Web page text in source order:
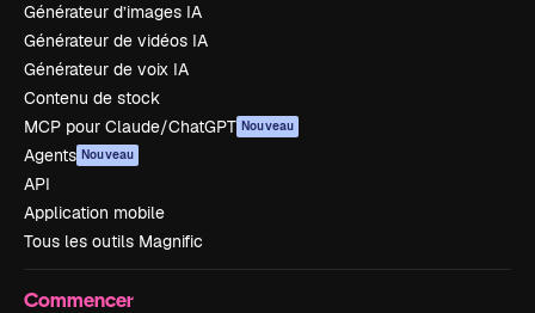
Générateur d’images IA
Générateur de vidéos IA
Générateur de voix IA
Contenu de stock
MCP pour Claude/ChatGPT Nouveau
Agents Nouveau
API
Application mobile
Tous les outils Magnific
Commencer